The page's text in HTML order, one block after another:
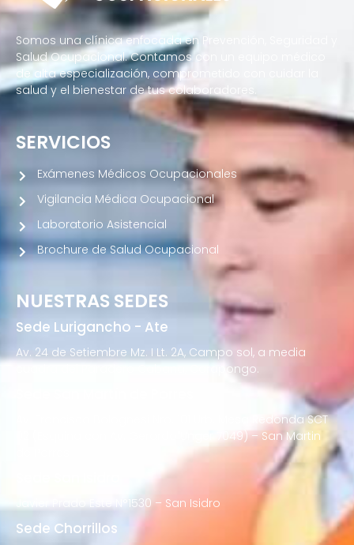
Somos una clínica enfocada en Prevención, Seguridad y
Salud Ocupacional. Contamos con un equipo médico
de alta especialización, comprometido con cuidar la
salud y el bienestar de tus colaboradores.
NUESTRAS SEDES
Sede Lurigancho - Ate
Av. 24 de Setiembre Mz. I Lt. 2A, Campo sol, a media
cuadra del Paradero Cabana, Carapongo.
Av. Francisco Bolognesi Nro. 101 Urb. Mesa Redonda SCT
02 (Esquina con Av. Gerardo Unger 7049) – San Martin
Javier Prado Este N°1530 – San Isidro
Sede Chorrillos
SERVICIOS
Exámenes Médicos Ocupacionales
Vigilancia Médica Ocupacional
Laboratorio Asistencial
Brochure de Salud Ocupacional